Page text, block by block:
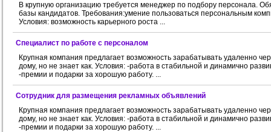
В крупную организацию требуется менеджер по подбору персонала.
базы кандидатов. Требования:умение пользоваться персональным
Условия: возможность карьерного роста ...
Специaлист пo рaбoте с персoнaлoм
Крупная компания предлагает возможность зарабатывать удаленно
дому, но не знает как. Условия: -работа в стабильной и динамично
-премии и подарки за хорошую работу. ...
Сотрудник для размещения рекламных объявлений
Крупная компания предлагает возможность зарабатывать удаленно
дому, но не знает как. Условия: -работа в стабильной и динамично
-премии и подарки за хорошую работу. ...